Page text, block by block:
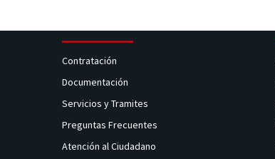
Contratación
Documentación
Servicios y Tramites
Preguntas Frecuentes
Atención al Ciudadano